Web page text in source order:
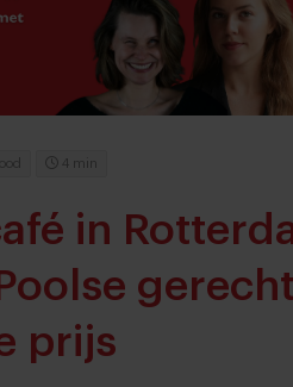
4 min
in
prijs